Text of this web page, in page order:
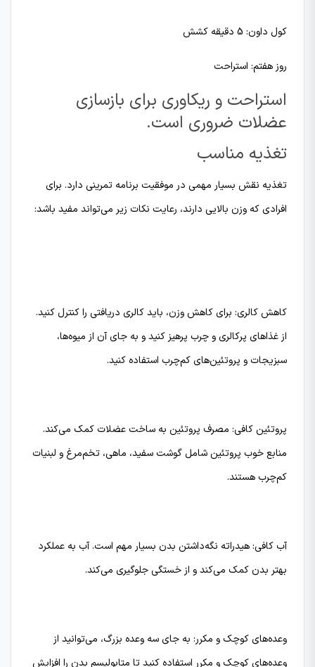
کول داون: 5 دقیقه کشش
روز هفتم: استراحت
استراحت و ریکاوری برای بازسازی
عضلات ضروری است.
تغذیه مناسب
تغذیه نقش بسیار مهمی در موفقیت برنامه تمرینی دارد. برای
افرادی که وزن بالایی دارند، رعایت نکات زیر می‌تواند مفید باشد:
کاهش کالری: برای کاهش وزن، باید کالری دریافتی را کنترل کنید.
از غذاهای پرکالری و چرب پرهیز کنید و به جای آن از میوه‌ها،
سبزیجات و پروتئین‌های کم‌چرب استفاده کنید.
پروتئین کافی: مصرف پروتئین به ساخت عضلات کمک می‌کند.
منابع خوب پروتئین شامل گوشت سفید، ماهی، تخم‌مرغ و لبنیات
کم‌چرب هستند.
آب کافی: هیدراته نگه‌داشتن بدن بسیار مهم است. آب به عملکرد
بهتر بدن کمک می‌کند و از خستگی جلوگیری می‌کند.
وعده‌های کوچک و مکرر: به جای سه وعده بزرگ، می‌توانید از
وعده‌های کوچک و مکرر استفاده کنید تا متابولیسم بدن را افزایش